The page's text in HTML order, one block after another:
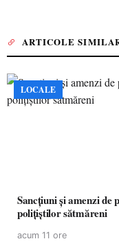
ARTICOLE
LOCALE
Sancțiuni și amenzi de
polițiștilor sătmăreni
acum 11 ore